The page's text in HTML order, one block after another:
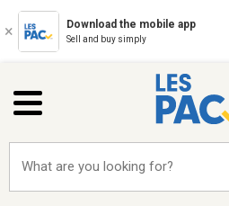
Download the mobile app
Sell and buy simply
What are you looking for?